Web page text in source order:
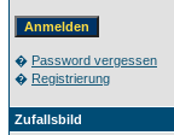
� Password vergessen
� Registrierung
Zufallsbild